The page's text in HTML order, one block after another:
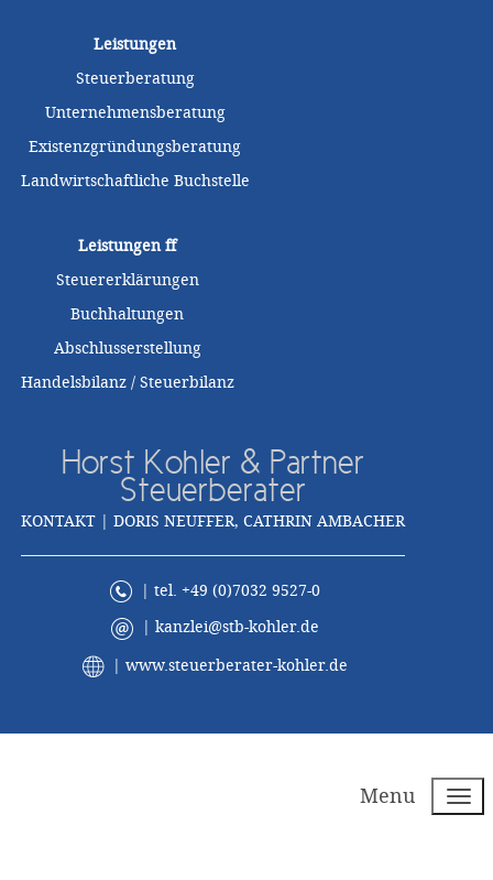
Leistungen
Steuerberatung
Unternehmensberatung
Existenzgründungsberatung
Landwirtschaftliche Buchstelle
Leistungenff
Steuererklärungen
Buchhaltungen
Abschlusserstellung
Handelsbilanz / Steuerbilanz
Horst Kohler & Partner
Steuerberater
KONTAKT | DORIS NEUFFER, CATHRIN AMBACHER
| tel. +49 (0)7032 9527-0
| kanzlei@stb-kohler.de
|www.steuerberater-kohler.de
Menu